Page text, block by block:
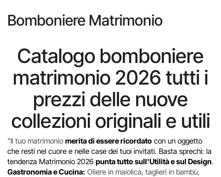
Bomboniere Matrimonio
Catalogo bomboniere
matrimonio 2026 tutti i
prezzi delle nuove
collezioni originali e utili
"Il tuo matrimonio merita di essere ricordato con un oggetto
che resti nel cuore e nelle case dei tuoi invitati. Basta sprechi: la
tendenza Matrimonio 2026 punta tutto sull'Utilità e sul Design.
Gastronomia e Cucina: Oliere in maiolica, taglieri in bambù,